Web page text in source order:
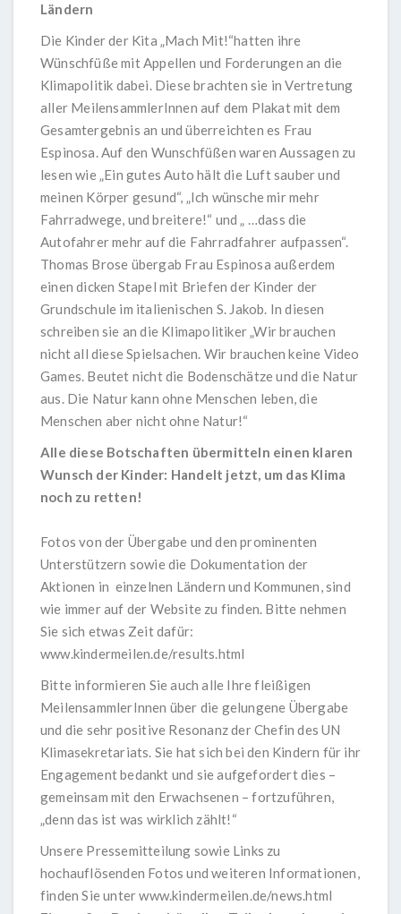
Ländern
Die Kinder der Kita „Mach Mit!“hatten ihre
Wünschfüße mit Appellen und Forderungen an die
Klimapolitik dabei. Diese brachten sie in Vertretung
aller MeilensammlerInnen auf dem Plakat mit dem
Gesamtergebnis an und überreichten es Frau
Espinosa. Auf den Wunschfüßen waren Aussagen zu
lesen wie „Ein gutes Auto hält die Luft sauber und
meinen Körper gesund“, „Ich wünsche mir mehr
Fahrradwege, und breitere!“ und „ …dass die
Autofahrer mehr auf die Fahrradfahrer aufpassen“.
Thomas Brose übergab Frau Espinosa außerdem
einen dicken Stapel mit Briefen der Kinder der
Grundschule im italienischen S. Jakob. In diesen
schreiben sie an die Klimapolitiker „Wir brauchen
nicht all diese Spielsachen. Wir brauchen keine Video
Games. Beutet nicht die Bodenschätze und die Natur
aus. Die Natur kann ohne Menschen leben, die
Menschen aber nicht ohne Natur!“
Alle diese Botschaften übermitteln einen klaren
Wunsch der Kinder: Handelt jetzt, um das Klima
noch zu retten!
Fotos von der Übergabe und den prominenten
Unterstützern sowie die Dokumentation der
Aktionen in einzelnen Ländern und Kommunen, sind
wie immer auf der Website zu finden. Bitte nehmen
Sie sich etwas Zeit dafür:
www.kindermeilen.de/results.html
Bitte informieren Sie auch alle Ihre fleißigen
MeilensammlerInnen über die gelungene Übergabe
und die sehr positive Resonanz der Chefin des UN
Klimasekretariats. Sie hat sich bei den Kindern für ihr
Engagement bedankt und sie aufgefordert dies –
gemeinsam mit den Erwachsenen – fortzuführen,
„denn das ist was wirklich zählt!“
Unsere Pressemitteilung sowie Links zu
hochauflösenden Fotos und weiteren Informationen,
finden Sie unterwww.kindermeilen.de/news.html